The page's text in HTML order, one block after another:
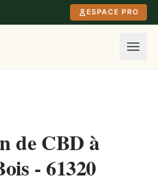
ESPACE PRO
de CBD à
- 61320